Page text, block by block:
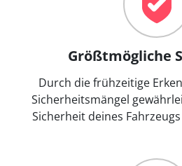
Größtmögliche
Durch die frühzeitige
Sicherheitsmängel
Sicherheit deines